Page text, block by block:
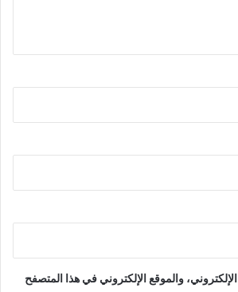
والموقع الإلكتروني في هذا المتصفح